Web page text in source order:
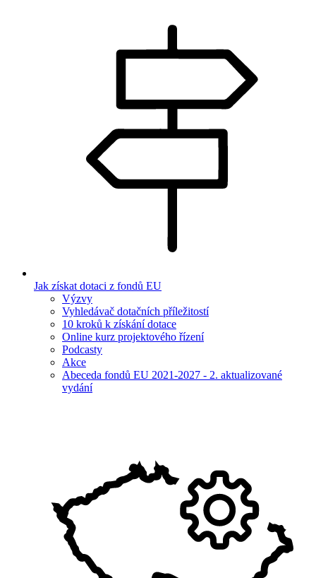
Jak získat dotaci z fondů EU
Výzvy
Vyhledávač dotačních příležitostí
10 kroků k získání dotace
Online kurz projektového řízení
Podcasty
Akce
Abeceda fondů EU 2021-2027 - 2. aktualizované
vydání